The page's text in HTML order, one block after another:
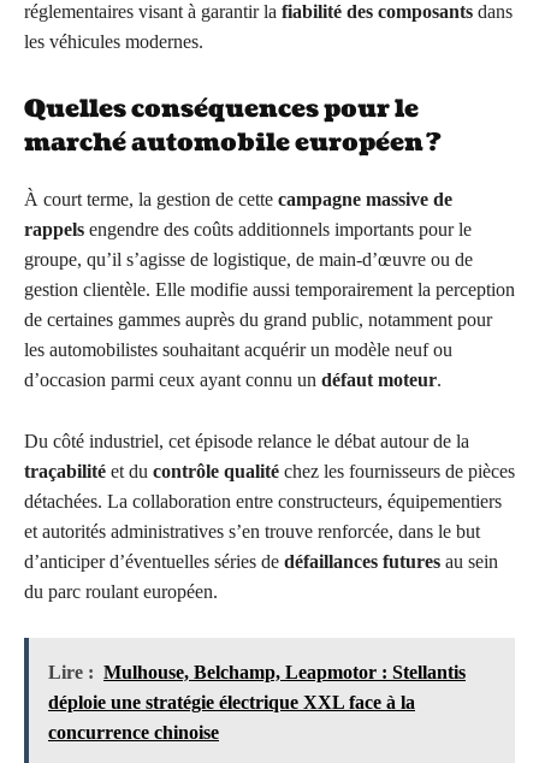
réglementaires visant à garantir la fiabilité des composants dans
les véhicules modernes.
Quelles conséquences pour le
marché automobile européen ?
À court terme, la gestion de cette campagne massive de
rappels engendre des coûts additionnels importants pour le
groupe, qu’il s’agisse de logistique, de main-d’œuvre ou de
gestion clientèle. Elle modifie aussi temporairement la perception
de certaines gammes auprès du grand public, notamment pour
les automobilistes souhaitant acquérir un modèle neuf ou
d’occasion parmi ceux ayant connu un défaut moteur.
Du côté industriel, cet épisode relance le débat autour de la
traçabilité et du contrôle qualité chez les fournisseurs de pièces
détachées. La collaboration entre constructeurs, équipementiers
et autorités administratives s’en trouve renforcée, dans le but
d’anticiper d’éventuelles séries de défaillances futures au sein
du parc roulant européen.
Lire : Mulhouse, Belchamp, Leapmotor : Stellantis
déploie une stratégie électrique XXL face à la
concurrence chinoise